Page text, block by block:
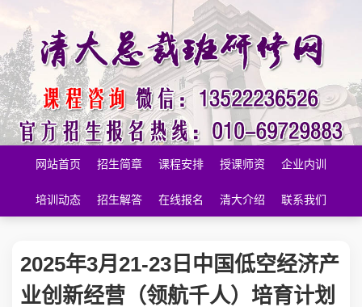
网站首页 招生简章 课程安排 授课师资 企业内训
培训动态 招生解答 在线报名 清大介绍 联系我们
2025年3月21-23日中国低空经济产
业创新经营（领航千人）培育计划